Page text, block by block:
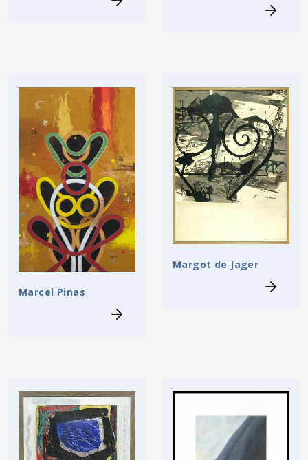
Marcel Pinas
Margot de Jager